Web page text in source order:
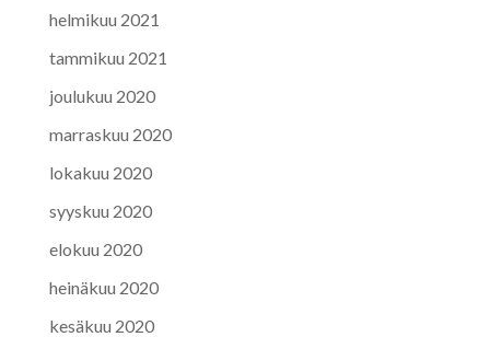
helmikuu 2021
tammikuu 2021
joulukuu 2020
marraskuu 2020
lokakuu 2020
syyskuu 2020
elokuu 2020
heinäkuu 2020
kesäkuu 2020